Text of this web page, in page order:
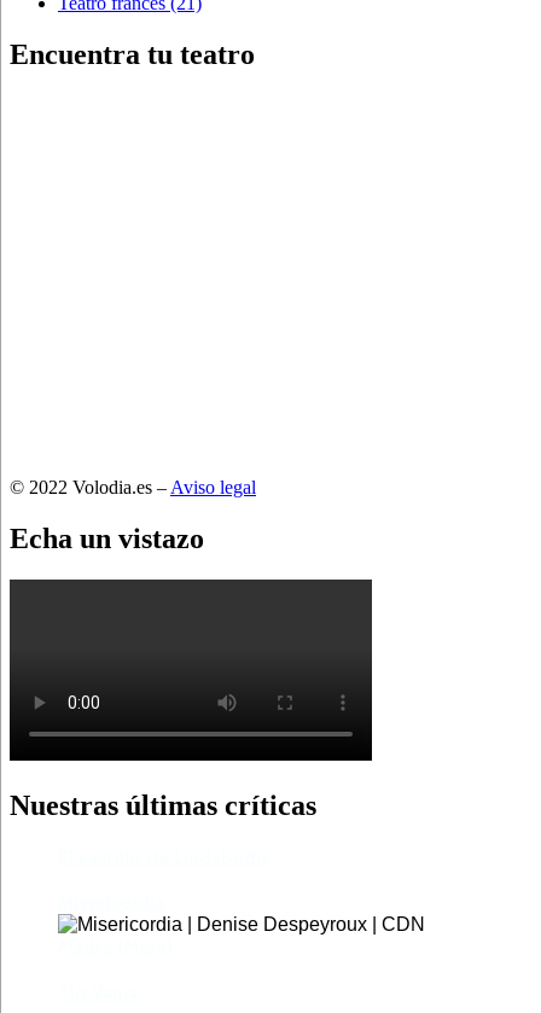
Encuentra tu teatro
© 2022 Volodia.es – Aviso legal
Echa un vistazo
Nuestras últimas críticas